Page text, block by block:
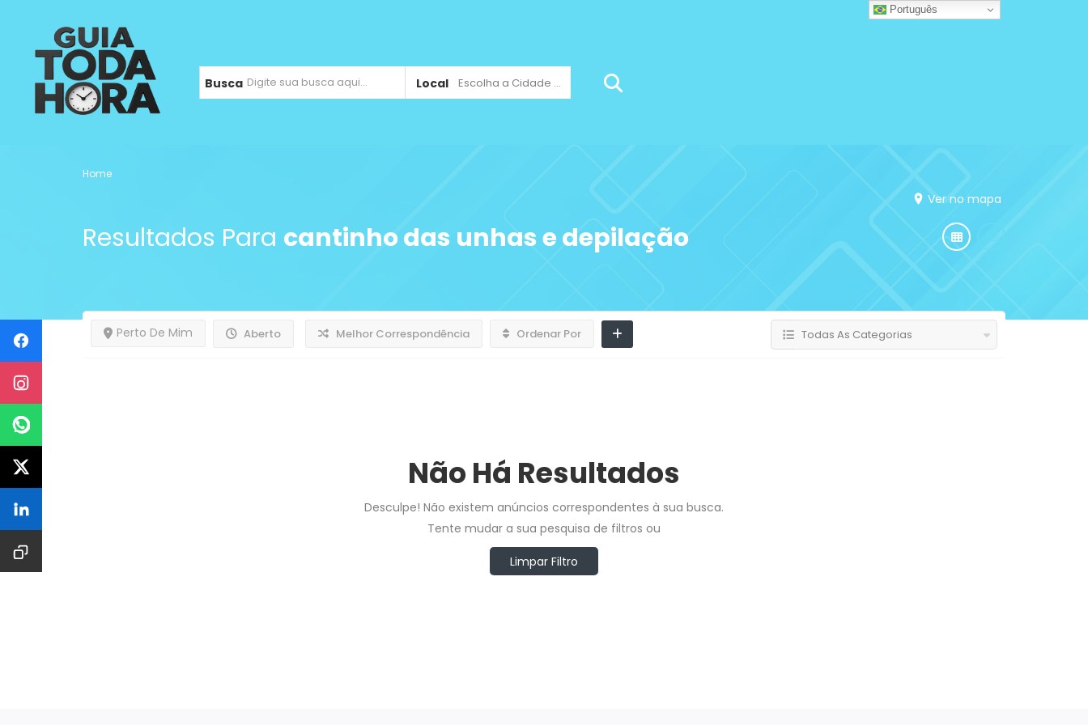
Busca Local Escolha a Cidade ...
Home
Ver no mapa
Resultados Para cantinho das unhas e depilação
Aberto
Perto De Mim Melhor Correspondência Ordenar Por Todas As Categorias
Não Há Resultados
Desculpe! Não existem anúncios correspondentes à sua busca.
Tente mudar a sua pesquisa de filtros ou
Limpar Filtro
Português